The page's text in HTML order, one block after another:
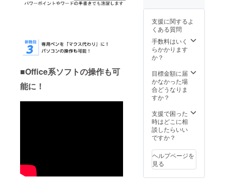
■Office系ソフトの操作も可
能に！
予定よ
り下が
る可能
性もご
ざいま
す。
達状
況、生
産工程
上の都
合等に
より、
れる可
能性が
ござい
応援購
入をい
ただく
ことで
率が向
上した
場合な
ど、一
等の細
かい点
につい
て、一
部変更
が生じ
います
のでご
了承く
ご注文
数や部
品の調
達状
産工程
上の都
合等に
より、
支援に関するよ
くある質問
手数料はいく
らかかります
か？
目標金額に届
かなかった場
合どうなりま
すか？
支援で困った
時はどこに相
談したらいい
ですか？
ヘルプページを
見る